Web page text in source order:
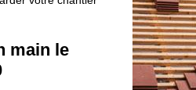
main le